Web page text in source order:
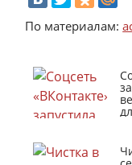
По материалам: